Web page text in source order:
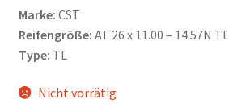
Marke: CST
Reifengröße: AT 26 x 11.00 – 14 57N TL
Type: TL
Nicht vorrätig